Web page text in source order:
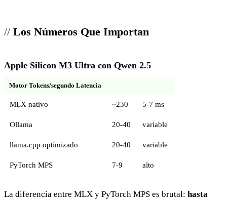
Los Números Que Importan
Apple Silicon M3 Ultra con Qwen 2.5
Motor Tokens/segundo Latencia
MLX nativo ~230 5-7 ms
Ollama 20-40 variable
llama.cpp optimizado 20-40 variable
PyTorch MPS 7-9 alto
La diferencia entre MLX y PyTorch MPS es brutal: hasta